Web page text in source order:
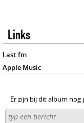
Links
Last.fm
Apple Music
Er zijn bij dit album